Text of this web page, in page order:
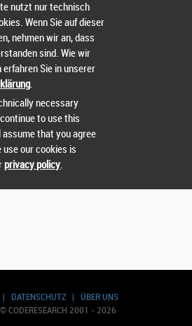
DATENSCHUTZ| ÜBER UNS
CODERESEARCH 2001 - 2026
Sie einen Wettbewerb.
Suchen
nutzt nur technisch
Wenn Sie auf dieser
nehmen wir an, dass
sind. Wie wir
erfahren Sie in unserer
.
necessary
to use this
that you agree
our cookies is
privacy policy.